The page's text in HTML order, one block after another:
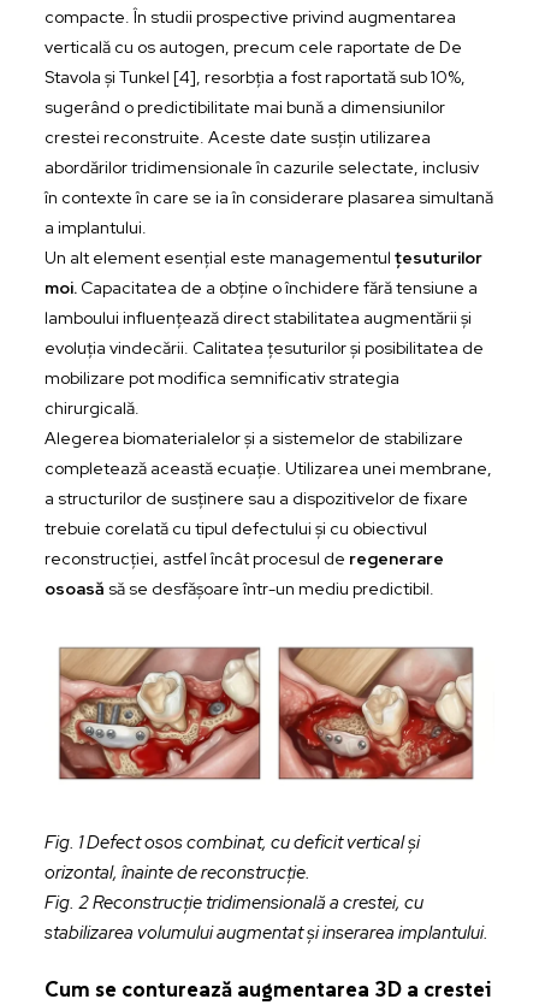
compacte. În studii prospective privind augmentarea
verticală cu os autogen, precum cele raportate de De
Stavola și Tunkel [4], resorbția a fost raportată sub 10%,
sugerând o predictibilitate mai bună a dimensiunilor
crestei reconstruite. Aceste date susțin utilizarea
abordărilor tridimensionale în cazurile selectate, inclusiv
în contexte în care se ia în considerare plasarea simultană
a implantului.
Un alt element esențial este managementul țesuturilor
moi.Capacitatea de a obține o închidere fără tensiune a
lamboului influențează direct stabilitatea augmentării și
evoluția vindecării. Calitatea țesuturilor și posibilitatea de
mobilizare pot modifica semnificativ strategia
chirurgicală.
Alegerea biomaterialelor și a sistemelor de stabilizare
completează această ecuație. Utilizarea unei membrane,
a structurilor de susținere sau a dispozitivelor de fixare
trebuie corelată cu tipul defectului și cu obiectivul
reconstrucției, astfel încât procesul de regenerare
osoasă să se desfășoare într-un mediu predictibil.
Fig. 1 Defect osos combinat, cu deficit vertical și
orizontal, înainte de reconstrucție.
Fig. 2 Reconstrucție tridimensională a crestei, cu
stabilizarea volumului augmentat și inserarea implantului.
Cum se conturează augmentarea 3D a crestei